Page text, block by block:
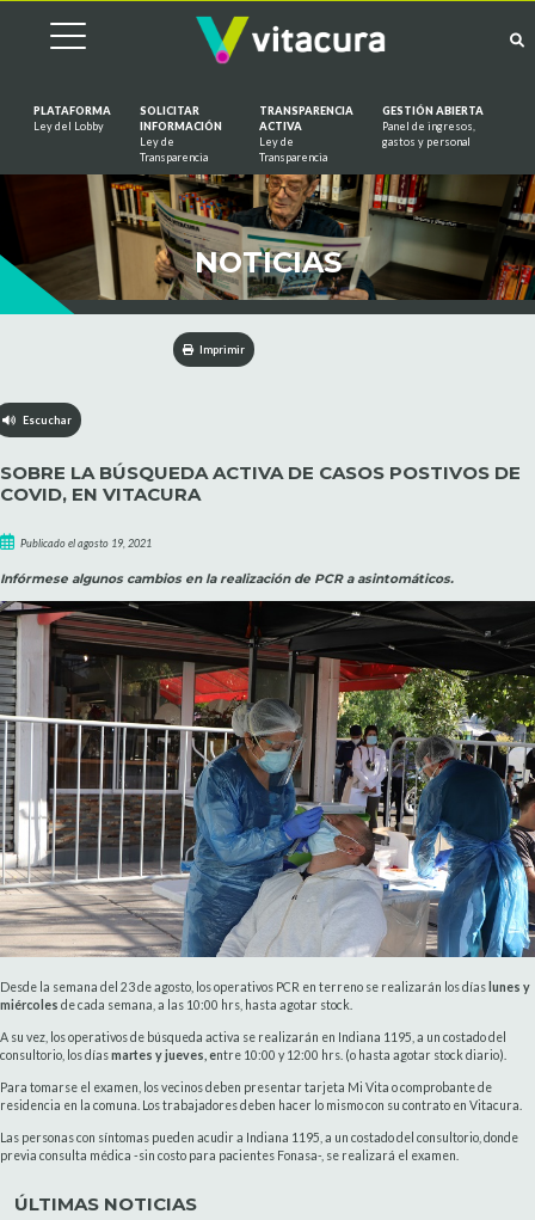
PLATAFORMA
Ley del Lobby
SOLICITAR
INFORMACIÓN
Ley de
Transparencia
TRANSPARENCIA
ACTIVA
Ley de
Transparencia
GESTIÓN ABIERTA
Panel de ingresos,
gastos y personal
NOTICIAS
Imprimir
Escuchar
SOBRE LA BÚSQUEDA ACTIVA DE CASOS POSTIVOS DE
COVID, EN VITACURA
Publicado el agosto 19, 2021
Infórmese algunos cambios en la realización de PCR a asintomáticos.
Desde la semana del 23 de agosto, los operativos PCR en terreno se realizarán los días lunes y
miércoles de cada semana, a las 10:00 hrs, hasta agotar stock.
A su vez, los operativos de búsqueda activa se realizarán en Indiana 1195, a un costado del
consultorio, los díasmartes y jueves, entre 10:00 y 12:00 hrs. (o hasta agotar stock diario).
Para tomarse el examen, los vecinos deben presentar tarjeta Mi Vita o comprobante de
residencia en la comuna. Los trabajadores deben hacer lo mismo con su contrato en Vitacura.
Las personas con síntomas pueden acudir a Indiana 1195, a un costado del consultorio, donde
previa consulta médica -sin costo para pacientes Fonasa-, se realizará el examen.
ÚLTIMAS NOTICIAS